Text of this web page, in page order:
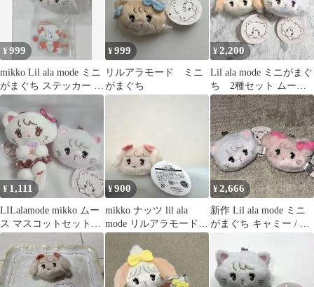
¥999
mikko Lil ala mode ミニ
がまぐち ステッカー ム
ース
¥999
リルアラモード ミニ
がまぐち
¥2,200
Lil ala mode ミニがまぐ
ち 2種セット ムース
スフレ
¥ 1,111
LILalamode mikko ムー
ス マスコットセット即
購入歓迎♪
¥900
mikko ナッツ lil ala
mode リルアラモード
ミッコ ミニがま口
¥2,666
新作 Lil ala mode ミニ
がまぐち キャミー / ム